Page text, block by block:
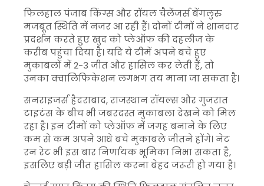
फिलहाल पंजाब किंग्स और रॉयल चैलेंजर्स बेंगलुरु
मजबूत स्थिति में नजर आ रही हैं। दोनों टीमों ने शानदार
प्रदर्शन करते हुए खुद को प्लेऑफ की दहलीज के
करीब पहुंचा दिया है। यदि ये टीमें अपने बचे हुए
मुकाबलों में 2-3 जीत और हासिल कर लेती हैं, तो
उनका क्वालिफिकेशन लगभग तय माना जा सकता है।
सनराइजर्स हैदराबाद, राजस्थान रॉयल्स और गुजरात
टाइटंस के बीच भी जबरदस्त मुकाबला देखने को मिल
रहा है। इन टीमों को प्लेऑफ में जगह बनाने के लिए
कम से कम अपने आधे बचे मुकाबले जीतने होंगे। नेट
रन रेट भी इस बार निर्णायक भूमिका निभा सकता है,
इसलिए बड़ी जीत हासिल करना बेहद जरूरी हो गया है।